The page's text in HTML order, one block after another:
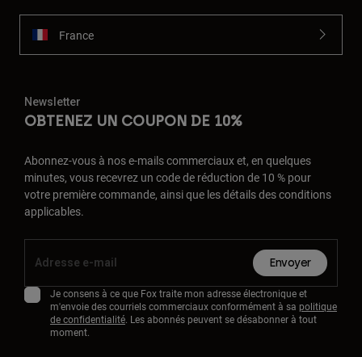
France
Newsletter
OBTENEZ UN COUPON DE 10%
Abonnez-vous à nos e-mails commerciaux et, en quelques
minutes, vous recevrez un code de réduction de 10 % pour
votre première commande, ainsi que les détails des conditions
applicables.
Envoyer
Je consens à ce que Fox traite mon adresse électronique et
m'envoie des courriels commerciaux conformément à sa politique
de confidentialité. Les abonnés peuvent se désabonner à tout
moment.